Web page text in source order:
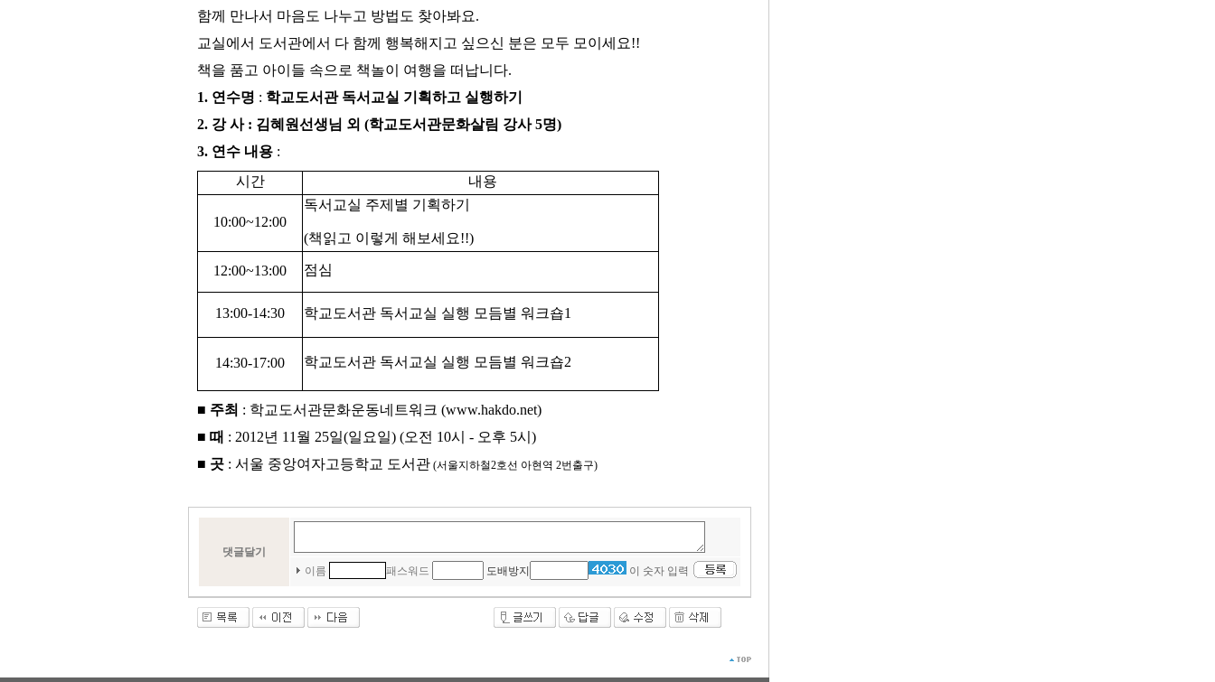
함께 만나서 마음도 나누고 방법도 찾아봐요.
교실에서 도서관에서 다 함께 행복해지고 싶으신 분은 모두 모이세요!!
책을 품고 아이들 속으로 책놀이 여행을 떠납니다.
1. 연수명 : 학교도서관 독서교실 기획하고 실행하기
2. 강 사 : 김혜원선생님 외 (학교도서관문화살림 강사 5명)
3. 연수 내용 :
시간
내용
10:00~12:00
독서교실 주제별 기획하기
(책읽고 이렇게 해보세요!!)
12:00~13:00 점심
13:00-14:30 학교도서관 독서교실 실행 모듬별 워크숍1
14:30-17:00 학교도서관 독서교실 실행 모듬별 워크숍2
■ 주최 : 학교도서관문화운동네트워크 (www.hakdo.net)
■ 때 : 2012년 11월 25일(일요일) (오전 10시 - 오후 5시)
■ 곳 : 서울 중앙여자고등학교 도서관 (서울지하철2호선 아현역 2번출구)
댓글달기
이름
패스워드 도배방지 이 숫자 입력